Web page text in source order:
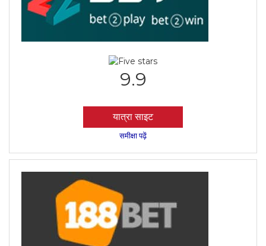
9.9
यात्रा साइट
समीक्षा पढ़ें